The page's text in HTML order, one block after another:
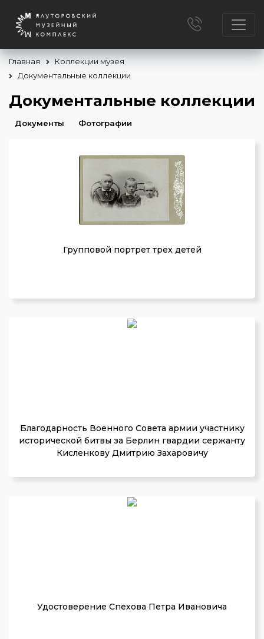
Главная
Коллекции музея
Документальные коллекции
Документальные коллекции
Документы Фотографии
Групповой портрет трех детей
Благодарность Военного Совета армии участнику
исторической битвы за Берлин гвардии сержанту
Кисленкову Дмитрию Захаровичу
Удостоверение Спехова Петра Ивановича